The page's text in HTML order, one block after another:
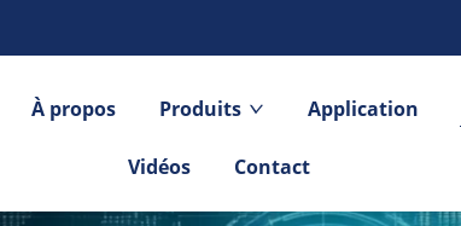
À propos Produits Application
Vidéos Contact